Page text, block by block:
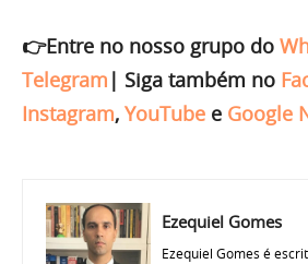
👉Entre no nosso grupo do
Telegram | Siga também no
Instagram, YouTube e Google
Ezequiel Gomes
Ezequiel Gomes é